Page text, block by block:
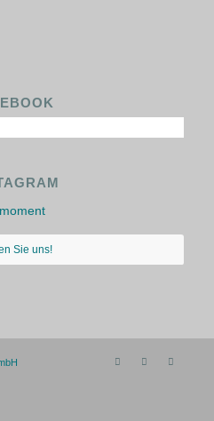
Sie uns!